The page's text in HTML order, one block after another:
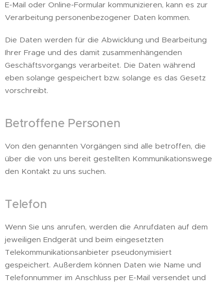
E-Mail oder Online-Formular kommunizieren, kann es zur
Verarbeitung personenbezogener Daten kommen.
Die Daten werden für die Abwicklung und Bearbeitung
Ihrer Frage und des damit zusammenhängenden
Geschäftsvorgangs verarbeitet. Die Daten während
eben solange gespeichert bzw. solange es das Gesetz
vorschreibt.
Betroffene Personen
Von den genannten Vorgängen sind alle betroffen, die
über die von uns bereit gestellten Kommunikationswege
den Kontakt zu uns suchen.
Telefon
Wenn Sie uns anrufen, werden die Anrufdaten auf dem
jeweiligen Endgerät und beim eingesetzten
Telekommunikationsanbieter pseudonymisiert
gespeichert. Außerdem können Daten wie Name und
Telefonnummer im Anschluss per E-Mail versendet und